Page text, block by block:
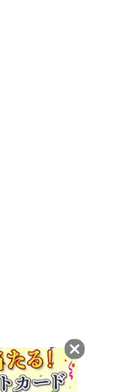
委員会
庁